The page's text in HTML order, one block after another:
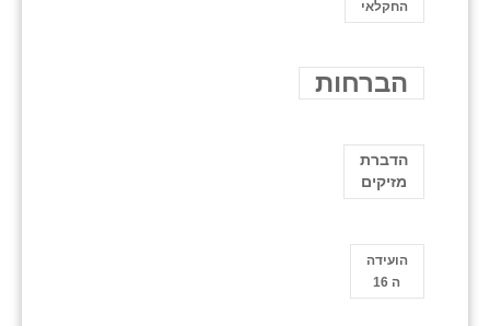
החקלאי
הברחות
הדברת
מזיקים
הועידה
ה 16